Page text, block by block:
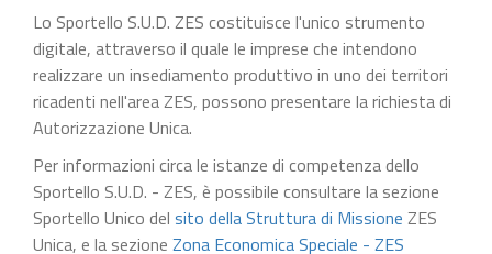
Lo Sportello S.U.D. ZES costituisce l'unico strumento
digitale, attraverso il quale le imprese che intendono
realizzare un insediamento produttivo in uno dei territori
ricadenti nell'area ZES, possono presentare la richiesta di
Autorizzazione Unica.
Per informazioni circa le istanze di competenza dello
Sportello S.U.D. - ZES, è possibile consultare la sezione
Sportello Unico del sito della Struttura di Missione ZES
Unica, e la sezione Zona Economica Speciale - ZES